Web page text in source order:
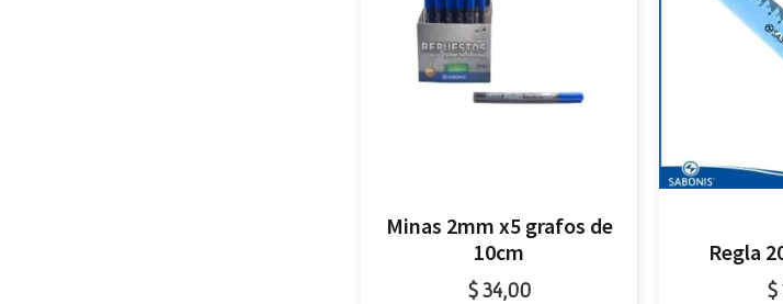
Minas 2mm x5 grafos de
10cm
$34,00
Regla
$